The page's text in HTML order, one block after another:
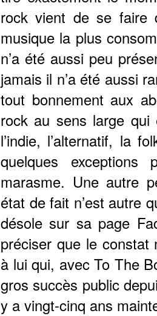
rock vient de se faire
musique la plus
n’a été aussi peu
jamais il n’a été aussi
tout bonnement aux
rock au sens large qui
l’indie, l’alternatif, la
quelques
marasme. Une autre
état de fait n’est autre
désole sur sa page
préciser que le constat
à lui qui, avec To The
gros succès public
y a vingt-cinq ans